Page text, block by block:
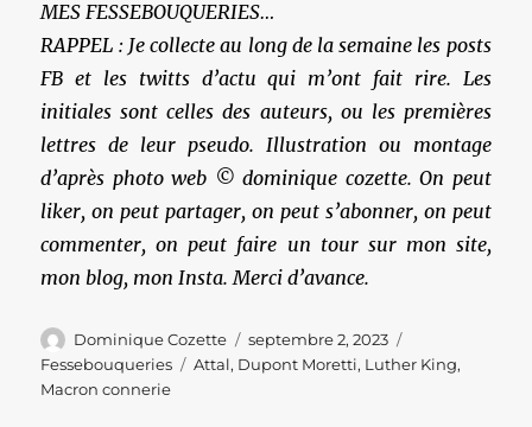
MES FESSEBOUQUERIES…
RAPPEL : Je collecte au long de la semaine les posts
FB et les twitts d’actu qui m’ont fait rire. Les
initiales sont celles des auteurs, ou les premières
lettres de leur pseudo. Illustration ou montage
d’après photo web © dominique cozette. On peut
liker, on peut partager, on peut s’abonner, on peut
commenter, on peut faire un tour sur mon site,
mon blog, mon Insta. Merci d’avance.
Auteur
Dominique Cozette
Publié
le
septembre 2, 2023
Fessebouqueries
Étiquettes
Attal, Dupont Moretti, Luther King,
Macron connerie